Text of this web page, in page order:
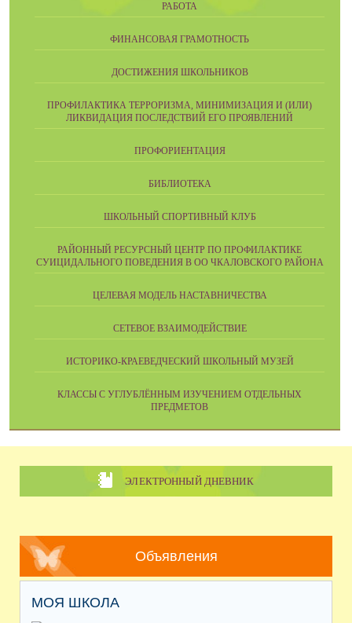
РАБОТА
ФИНАНСОВАЯ ГРАМОТНОСТЬ
ДОСТИЖЕНИЯ ШКОЛЬНИКОВ
ПРОФИЛАКТИКА ТЕРРОРИЗМА, МИНИМИЗАЦИЯ И (ИЛИ)
ЛИКВИДАЦИЯ ПОСЛЕДСТВИЙ ЕГО ПРОЯВЛЕНИЙ
ПРОФОРИЕНТАЦИЯ
БИБЛИОТЕКА
ШКОЛЬНЫЙ СПОРТИВНЫЙ КЛУБ
РАЙОННЫЙ РЕСУРСНЫЙ ЦЕНТР ПО ПРОФИЛАКТИКЕ
СУИЦИДАЛЬНОГО ПОВЕДЕНИЯ В ОО ЧКАЛОВСКОГО РАЙОНА
ЦЕЛЕВАЯ МОДЕЛЬ НАСТАВНИЧЕСТВА
СЕТЕВОЕ ВЗАИМОДЕЙСТВИЕ
ИСТОРИКО-КРАЕВЕДЧЕСКИЙ ШКОЛЬНЫЙ МУЗЕЙ
КЛАССЫ С УГЛУБЛЁННЫМ ИЗУЧЕНИЕМ ОТДЕЛЬНЫХ
ПРЕДМЕТОВ
ЭЛЕКТРОННЫЙ ДНЕВНИК
Объявления
МОЯ ШКОЛА